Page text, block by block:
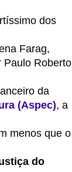
dos
Farag,
Paulo Roberto
da
(Aspec), a
menos que o
do